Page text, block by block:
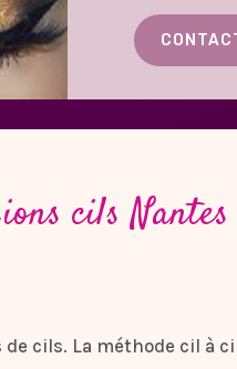
cils Nantes
cils. La méthode cil à